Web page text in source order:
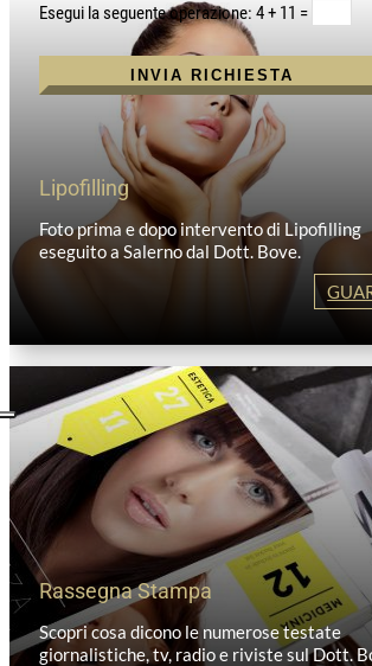
4 + 11 =
INVIA RICHIESTA
Lipofilling
Foto prima e dopo intervento di Lipofilling
eseguito a Salerno dal Dott. Bove.
Rassegna Stampa
Scopri cosa dicono le numerose testate
giornalistiche, tv, radio e riviste sul Dott.